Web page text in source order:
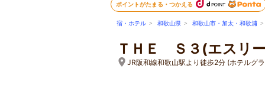
ポイントがたまる・つかえる
宿・ホテル > 和歌山県 > 和歌山市・加太・和歌浦 >
ＴＨＥ Ｓ３(エスリ
JR阪和線和歌山駅より徒歩2分 (ホテルグ